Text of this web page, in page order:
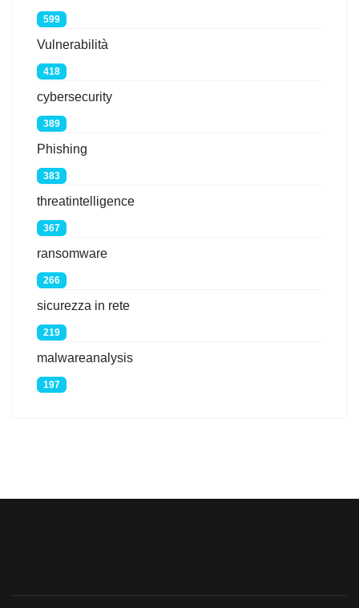
599
Vulnerabilità
418
cybersecurity
389
Phishing
383
threatintelligence
367
ransomware
266
sicurezza in rete
219
malwareanalysis
197